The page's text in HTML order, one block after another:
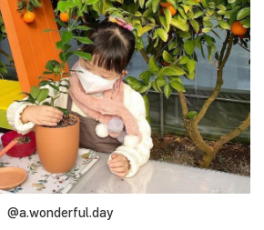
@a.wonderful.day